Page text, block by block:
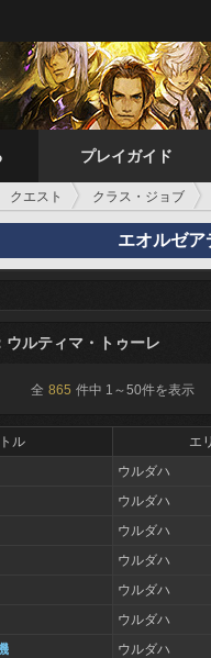
プレイガイド
クエスト クラス・ジョブ
エオルゼア
ウルティマ・トゥーレ
全 865 件中 1 ～50件を表示
ル エ
ウルダハ
ウルダハ
ウルダハ
ウルダハ
ウルダハ
ウルダハ
ウルダハ